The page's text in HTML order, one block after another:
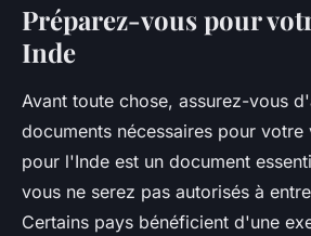
Préparez-vous pour
Inde
Avant toute chose, assurez-vous
documents nécessaires pour votre
pour l'Inde est un document
vous ne serez pas autorisés à
Certains pays bénéficient d'une